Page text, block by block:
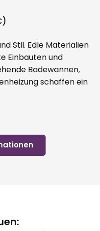
Stil. Edle Materialien
Einbauten und
Badewannen,
schaffen ein